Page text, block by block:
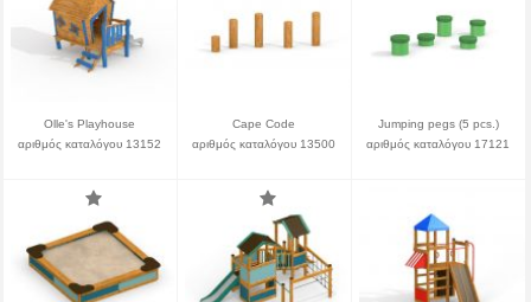
Olle's Playhouse
αριθμός καταλόγου 13152
Cape Code
αριθμός καταλόγου 13500
Jumping pegs (5 pcs.)
αριθμός καταλόγου 17121